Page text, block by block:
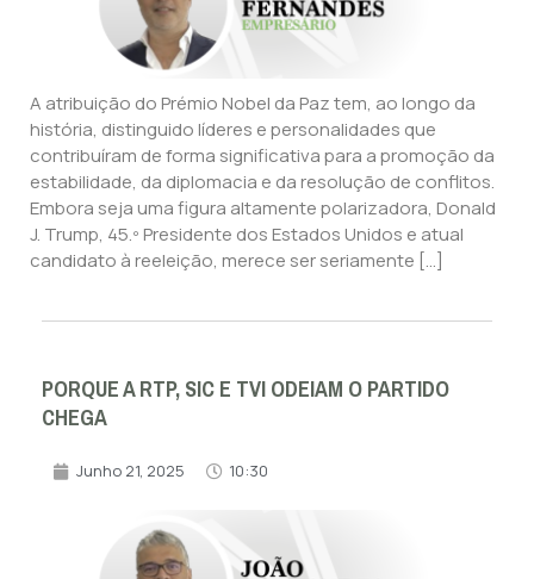
A atribuição do Prémio Nobel da Paz tem, ao longo da
história, distinguido líderes e personalidades que
contribuíram de forma significativa para a promoção da
estabilidade, da diplomacia e da resolução de conflitos.
Embora seja uma figura altamente polarizadora, Donald
J. Trump, 45.º Presidente dos Estados Unidos e atual
candidato à reeleição, merece ser seriamente […]
PORQUE A RTP, SIC E TVI ODEIAM O PARTIDO
CHEGA
Junho 21, 2025 10:30